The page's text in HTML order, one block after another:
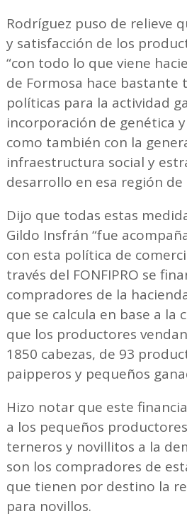
Rodríguez puso de relieve
y satisfacción de los
“con todo lo que viene
de Formosa hace bastante
políticas para la actividad
incorporación de genética
como también con la
infraestructura social y
desarrollo en esa región de
Dijo que todas estas
Gildo Insfrán “fue
con esta política de
través del FONFIPRO se
compradores de la
que se calcula en base a la
que los productores
1850 cabezas, de 93
paipperos y pequeños
Hizo notar que este
a los pequeños
terneros y novillitos a la
son los compradores de
que tienen por destino la
para novillos.